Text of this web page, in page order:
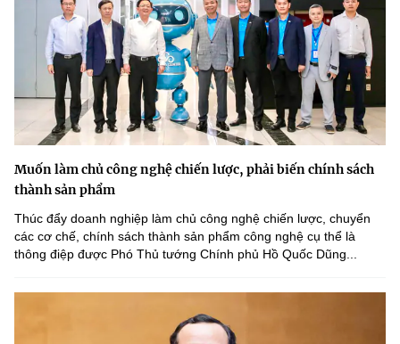
Muốn làm chủ công nghệ chiến lược, phải biến chính sách
thành sản phẩm
Thúc đẩy doanh nghiệp làm chủ công nghệ chiến lược, chuyển
các cơ chế, chính sách thành sản phẩm công nghệ cụ thể là
thông điệp được Phó Thủ tướng Chính phủ Hồ Quốc Dũng...